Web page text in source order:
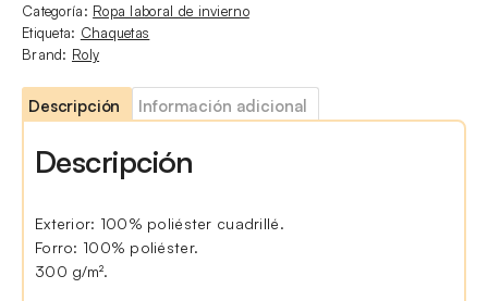
Categoría: Ropa laboral de invierno
Etiqueta: Chaquetas
Brand: Roly
Descripción Información adicional
Descripción
Exterior: 100% poliéster cuadrillé.
Forro: 100% poliéster.
300 g/m².